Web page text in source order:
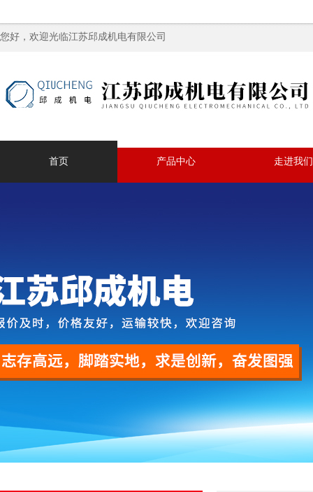
您好，欢迎光临江苏邱成机电有限公司
首页 产品中心 走进我们